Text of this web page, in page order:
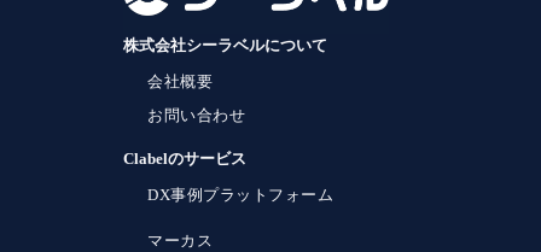
株式会社シーラベルについて
会社概要
お問い合わせ
Clabelのサービス
DX事例プラットフォーム
マーカス